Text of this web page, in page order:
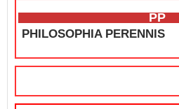
PP
PHILOSOPHIA PERENNIS